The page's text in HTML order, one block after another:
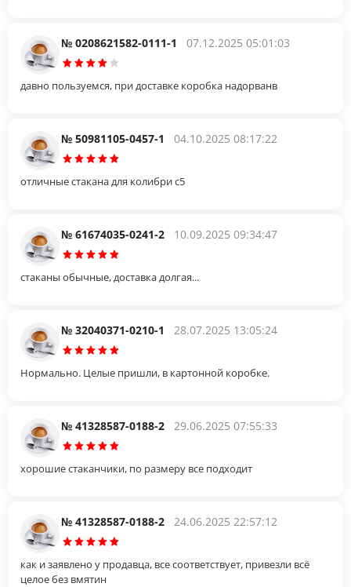
№ 0208621582-0111-1 07.12.2025 05:01:03
давно пользуемся, при доставке коробка надорванв
№ 50981105-0457-1 04.10.2025 08:17:22
отличные стакана для колибри с5
№ 61674035-0241-2 10.09.2025 09:34:47
стаканы обычные, доставка долгая...
№ 32040371-0210-1 28.07.2025 13:05:24
Нормально. Целые пришли, в картонной коробке.
№ 41328587-0188-2 29.06.2025 07:55:33
хорошие стаканчики, по размеру все подходит
№ 41328587-0188-2 24.06.2025 22:57:12
как и заявлено у продавца, все соответствует, привезли всё
целое без вмятин